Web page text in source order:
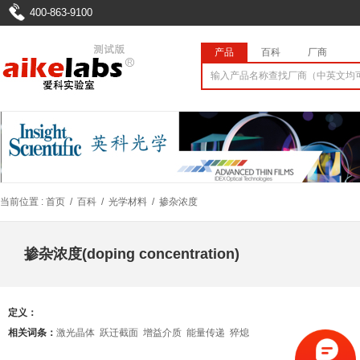
400-863-9100
产品 百科 厂商
当前位置 : 首页 / 百科 / 光学材料 / 掺杂浓度
掺杂浓度(doping concentration)
定义：
相关词条： 激光晶体 跃迁截面 增益介质 能量传递 猝熄